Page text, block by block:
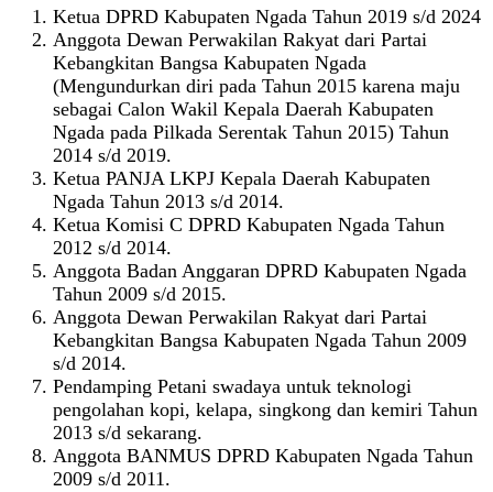
Ketua DPRD Kabupaten Ngada Tahun 2019 s/d 2024
Anggota Dewan Perwakilan Rakyat dari Partai
Kebangkitan Bangsa Kabupaten Ngada
(Mengundurkan diri pada Tahun 2015 karena maju
sebagai Calon Wakil Kepala Daerah Kabupaten
Ngada pada Pilkada Serentak Tahun 2015) Tahun
2014 s/d 2019.
Ketua PANJA LKPJ Kepala Daerah Kabupaten
Ngada Tahun 2013 s/d 2014.
Ketua Komisi C DPRD Kabupaten Ngada Tahun
2012 s/d 2014.
Anggota Badan Anggaran DPRD Kabupaten Ngada
Tahun 2009 s/d 2015.
Anggota Dewan Perwakilan Rakyat dari Partai
Kebangkitan Bangsa Kabupaten Ngada Tahun 2009
s/d 2014.
Pendamping Petani swadaya untuk teknologi
pengolahan kopi, kelapa, singkong dan kemiri Tahun
2013 s/d sekarang.
Anggota BANMUS DPRD Kabupaten Ngada Tahun
2009 s/d 2011.